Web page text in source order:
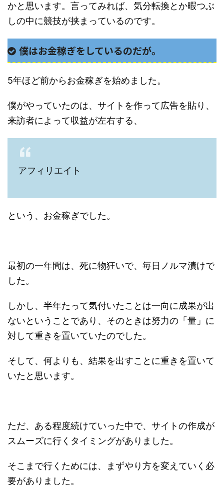
かと思います。言ってみれば、気分転換とか暇つぶ
しの中に競技が挟まっているのです。
僕はお金稼ぎをしているのだが。
5年ほど前からお金稼ぎを始めました。
僕がやっていたのは、サイトを作って広告を貼り、
来訪者によって収益が左右する、
アフィリエイト
という、お金稼ぎでした。
最初の一年間は、死に物狂いで、毎日ノルマ漬けで
した。
しかし、半年たって気付いたことは一向に成果が出
ないということであり、そのときは努力の「量」に
対して重きを置いていたのでした。
そして、何よりも、結果を出すことに重きを置いて
いたと思います。
ただ、ある程度続けていった中で、サイトの作成が
スムーズに行くタイミングがありました。
そこまで行くためには、まずやり方を変えていく必
要がありました。